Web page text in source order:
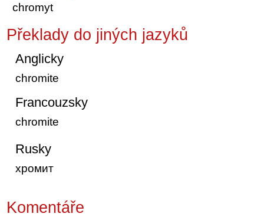
chromyt
Překlady do jiných jazyků
Anglicky
chromite
Francouzsky
chromite
Rusky
хромит
Komentáře